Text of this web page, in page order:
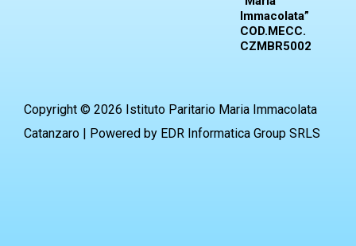
Immacolata”
COD.MECC.
CZMBR5002
Copyright © 2026 Istituto Paritario Maria Immacolata
Catanzaro | Powered by EDR Informatica Group SRLS